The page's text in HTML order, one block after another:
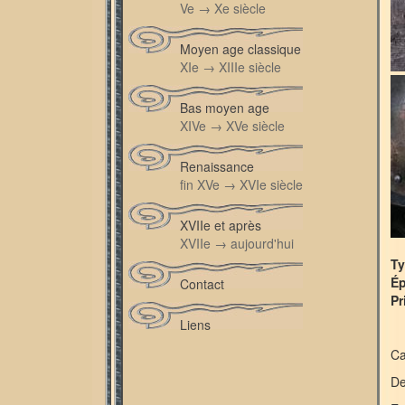
Ve → Xe siècle
Moyen age classique
XIe → XIIIe siècle
Bas moyen age
XIVe → XVe siècle
Renaissance
fin XVe → XVIe siècle
XVIIe et après
XVIIe → aujourd'hui
Contact
Liens